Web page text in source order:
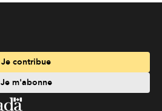
Je contribue
Je m'abonne